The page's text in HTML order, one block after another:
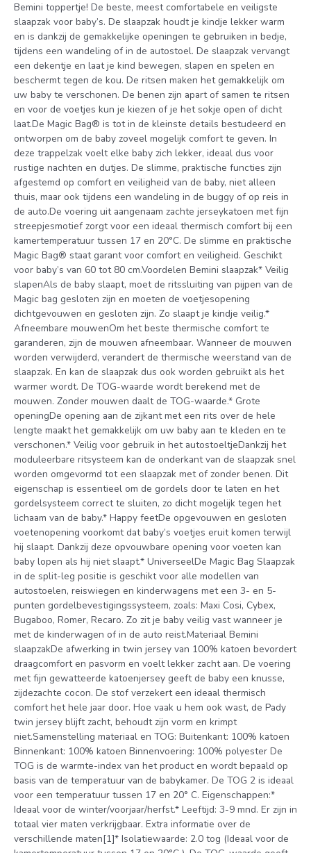
Bemini toppertje! De beste, meest comfortabele en veiligste
slaapzak voor baby’s. De slaapzak houdt je kindje lekker warm
en is dankzij de gemakkelijke openingen te gebruiken in bedje,
tijdens een wandeling of in de autostoel. De slaapzak vervangt
een dekentje en laat je kind bewegen, slapen en spelen en
beschermt tegen de kou. De ritsen maken het gemakkelijk om
uw baby te verschonen. De benen zijn apart of samen te ritsen
en voor de voetjes kun je kiezen of je het sokje open of dicht
laat.De Magic Bag® is tot in de kleinste details bestudeerd en
ontworpen om de baby zoveel mogelijk comfort te geven. In
deze trappelzak voelt elke baby zich lekker, ideaal dus voor
rustige nachten en dutjes. De slimme, praktische functies zijn
afgestemd op comfort en veiligheid van de baby, niet alleen
thuis, maar ook tijdens een wandeling in de buggy of op reis in
de auto.De voering uit aangenaam zachte jerseykatoen met fijn
streepjesmotief zorgt voor een ideaal thermisch comfort bij een
kamertemperatuur tussen 17 en 20°C. De slimme en praktische
Magic Bag® staat garant voor comfort en veiligheid. Geschikt
voor baby’s van 60 tot 80 cm.Voordelen Bemini slaapzak* Veilig
slapenAls de baby slaapt, moet de ritssluiting van pijpen van de
Magic bag gesloten zijn en moeten de voetjesopening
dichtgevouwen en gesloten zijn. Zo slaapt je kindje veilig.*
Afneembare mouwenOm het beste thermische comfort te
garanderen, zijn de mouwen afneembaar. Wanneer de mouwen
worden verwijderd, verandert de thermische weerstand van de
slaapzak. En kan de slaapzak dus ook worden gebruikt als het
warmer wordt. De TOG-waarde wordt berekend met de
mouwen. Zonder mouwen daalt de TOG-waarde.* Grote
openingDe opening aan de zijkant met een rits over de hele
lengte maakt het gemakkelijk om uw baby aan te kleden en te
verschonen.* Veilig voor gebruik in het autostoeltjeDankzij het
moduleerbare ritsysteem kan de onderkant van de slaapzak snel
worden omgevormd tot een slaapzak met of zonder benen. Dit
eigenschap is essentieel om de gordels door te laten en het
gordelsysteem correct te sluiten, zo dicht mogelijk tegen het
lichaam van de baby.* Happy feetDe opgevouwen en gesloten
voetenopening voorkomt dat baby’s voetjes eruit komen terwijl
hij slaapt. Dankzij deze opvouwbare opening voor voeten kan
baby lopen als hij niet slaapt.* UniverseelDe Magic Bag Slaapzak
in de split-leg positie is geschikt voor alle modellen van
autostoelen, reiswiegen en kinderwagens met een 3- en 5-
punten gordelbevestigingssysteem, zoals: Maxi Cosi, Cybex,
Bugaboo, Romer, Recaro. Zo zit je baby veilig vast wanneer je
met de kinderwagen of in de auto reist.Materiaal Bemini
slaapzakDe afwerking in twin jersey van 100% katoen bevordert
draagcomfort en pasvorm en voelt lekker zacht aan. De voering
met fijn gewatteerde katoenjersey geeft de baby een knusse,
zijdezachte cocon. De stof verzekert een ideaal thermisch
comfort het hele jaar door. Hoe vaak u hem ook wast, de Pady
twin jersey blijft zacht, behoudt zijn vorm en krimpt
niet.Samenstelling materiaal en TOG: Buitenkant: 100% katoen
Binnenkant: 100% katoen Binnenvoering: 100% polyester De
TOG is de warmte-index van het product en wordt bepaald op
basis van de temperatuur van de babykamer. De TOG 2 is ideaal
voor een temperatuur tussen 17 en 20° C. Eigenschappen:*
Ideaal voor de winter/voorjaar/herfst.* Leeftijd: 3-9 mnd. Er zijn in
totaal vier maten verkrijgbaar. Extra informatie over de
verschillende maten[1]* Isolatiewaarde: 2.0 tog (Ideaal voor de